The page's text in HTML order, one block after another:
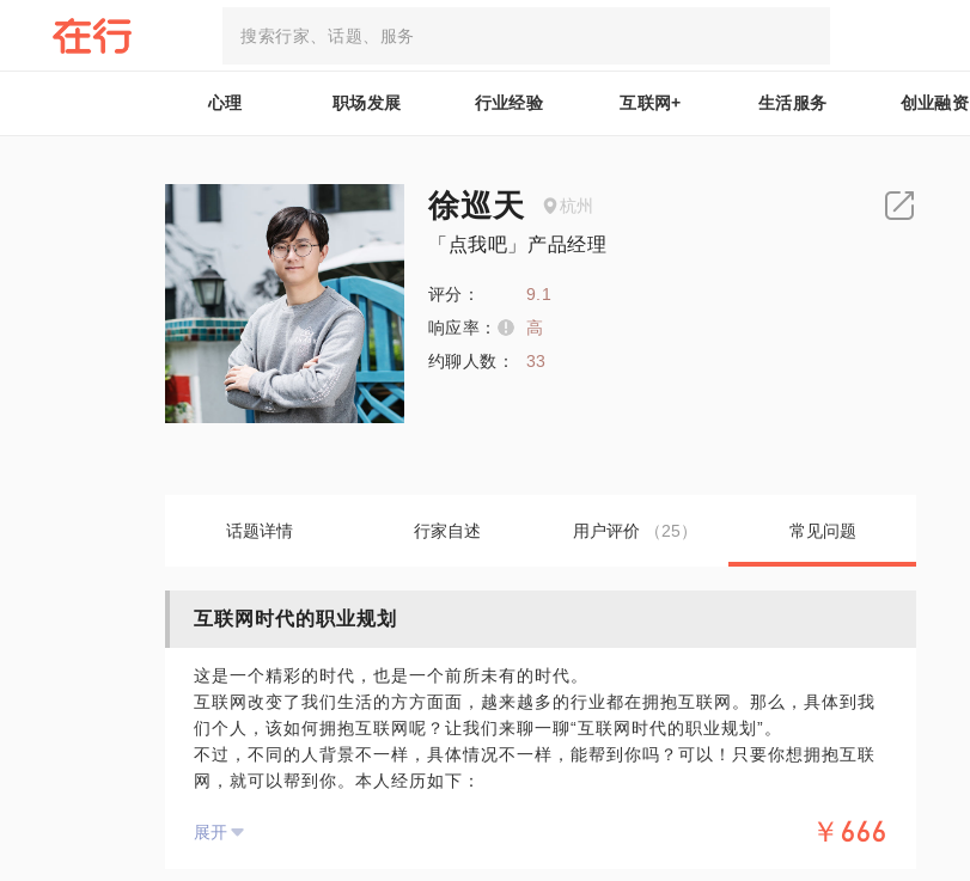
心理 职场发展 行业经验 互联网+ 生活服务 创业融资
徐巡天 杭州
「点我吧」产品经理
评分：
9.1
响应率：
高
约聊人数：
33
话题详情 行家自述 用户评价 （25） 常见问题
互联网时代的职业规划
这是一个精彩的时代，也是一个前所未有的时代。
互联网改变了我们生活的方方面面，越来越多的行业都在拥抱互联网。那么，具体到我
们个人，该如何拥抱互联网呢？让我们来聊一聊“互联网时代的职业规划”。
不过，不同的人背景不一样，具体情况不一样，能帮到你吗？可以！只要你想拥抱互联
网，就可以帮到你。本人经历如下：
待过大公司（阿里巴巴）、小公司（技术型公司），也曾自主创业（企业软件方向），
展开 ￥666